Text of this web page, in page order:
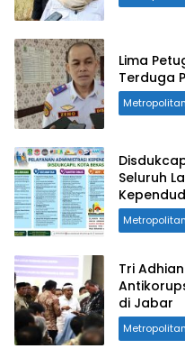
Lima
Terduga
Metropolitan
Seluruh
Metropolitan
Tri
di Jabar
Metropolitan